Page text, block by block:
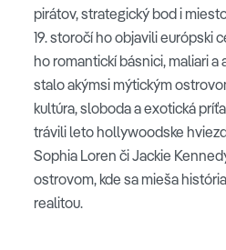
pirátov, strategický bod i
19. storočí ho objavili európski
ho romantickí básnici, maliari a
stalo akýmsi mýtickým
kultúra, sloboda a exotická
trávili leto hollywoodske
Sophia Loren či Jackie
ostrovom, kde sa mieša
realitou.